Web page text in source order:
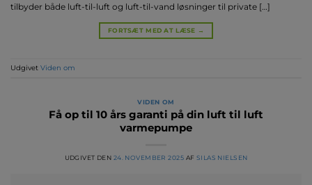
tilbyder både luft-til-luft og luft-til-vand løsninger til private […]
FORTSÆT MED AT LÆSE →
Udgivet Viden om
VIDEN OM
Få op til 10 års garanti på din luft til luft
varmepumpe
UDGIVET DEN 24. NOVEMBER 2025 AF SILAS NIELSEN